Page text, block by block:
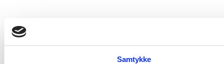
Samtykke